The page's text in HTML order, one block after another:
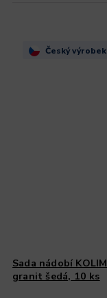
Český výrobek
Sada nádobí
granit šedá, 10 ks